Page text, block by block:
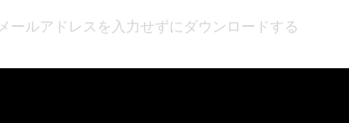
メールアドレスを入力せずにダウンロードする